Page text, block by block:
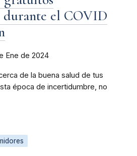
durante el COVID
Ene de 2024
de la buena salud de tus
época de incertidumbre, no